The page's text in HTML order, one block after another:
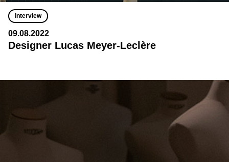
Interview
09.08.2022
Designer Lucas Meyer-Leclère